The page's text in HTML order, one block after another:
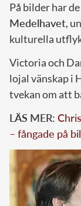
På bilder har
Medelhavet,
kulturella
Victoria och
lojal vänskap i
tvekan om att
LÄS MER:
– fångade på